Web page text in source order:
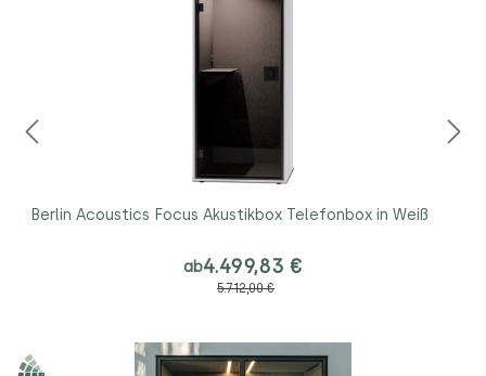
Berlin Acoustics Focus Akustikbox Telefonbox in Weiß
ab4.499,83 €
5.712,00 €